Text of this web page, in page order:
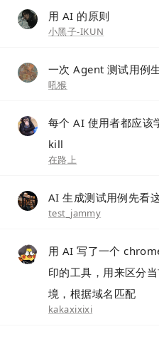
用 AI 的原则
小黑子-IKUN
一次 Agent 测试用例
吼猴
每个 AI 使用者都应该
kill
在路上
AI 生成测试用例先看
test_jammy
用 AI 写了一个
印的工具，用来区分
境，根据域名匹配
kakaxixixi